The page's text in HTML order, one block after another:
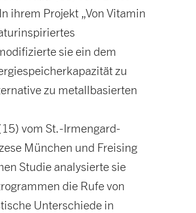
ihrem Projekt „Von Vitamin
sie ein dem
zu
zu metallbasierten
vom St.-Irmengard-
München und Freising
Studie analysierte sie
die Rufe von
Unterschiede in